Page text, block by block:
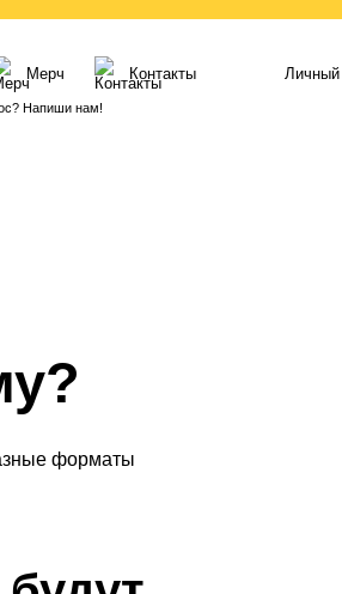
Напиши нам!
Мерч Контакты Личный
форматы